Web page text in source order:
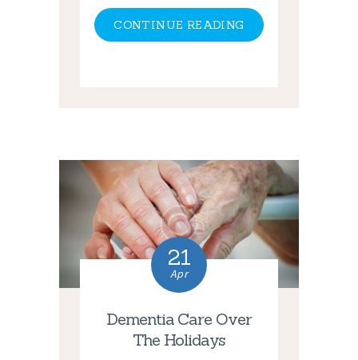
CONTINUE READING
21
Apr
Dementia Care Over
The Holidays